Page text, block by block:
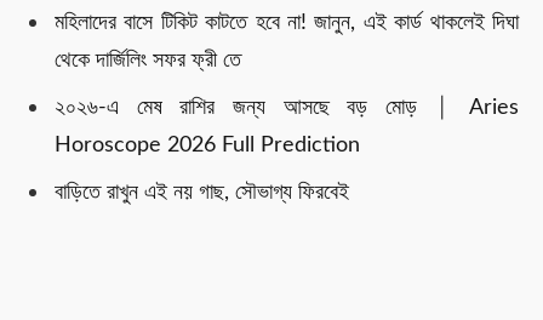
মহিলাদের বাসে টিকিট কাটতে হবে না! জানুন, এই কার্ড থাকলেই দিঘা
থেকে দার্জিলিং সফর ফ্রী তে
২০২৬-এ মেষ রাশির জন্য আসছে বড় মোড় │ Aries
Horoscope 2026 Full Prediction
বাড়িতে রাখুন এই নয় গাছ, সৌভাগ্য ফিরবেই